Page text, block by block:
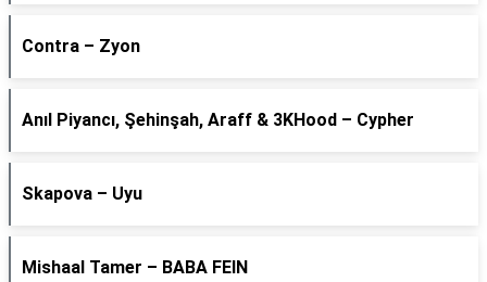
Contra – Zyon
Anıl Piyancı, Şehinşah, Araff & 3KHood – Cypher
Skapova – Uyu
Mishaal Tamer – BABA FEIN